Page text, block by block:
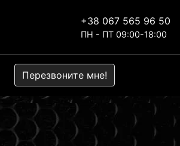
+38 067 565 96 50
ПН - ПТ 09:00-18:00